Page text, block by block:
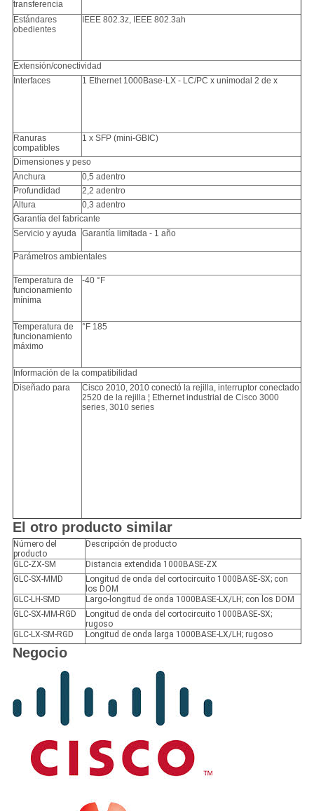
transferencia
Estándares
obedientes
IEEE 802.3z, IEEE 802.3ah
Extensión/conectividad
Interfaces
1 Ethernet 1000Base-LX - LC/PC x unimodal 2 de x
Ranuras
compatibles
1 x SFP (mini-GBIC)
Dimensiones y peso
Anchura
0,5 adentro
Profundidad
2,2 adentro
Altura
0,3 adentro
Garantía del fabricante
Servicio y ayuda
Garantía limitada - 1 año
Parámetros ambientales
Temperatura de
funcionamiento
mínima
-40 °F
Temperatura de
funcionamiento
máximo
°F 185
Información de la compatibilidad
Diseñado para
Cisco 2010, 2010 conectó la rejilla, interruptor conectado
2520 de la rejilla ¦ Ethernet industrial de Cisco 3000
series, 3010 series
El otro producto similar
Número del
producto
Descripción de producto
GLC-ZX-SM
Distancia extendida 1000BASE-ZX
GLC-SX-MMD
Longitud de onda del cortocircuito 1000BASE-SX; con
los DOM
GLC-LH-SMD
Largo-longitud de onda 1000BASE-LX/LH; con los DOM
GLC-SX-MM-RGD
Longitud de onda del cortocircuito 1000BASE-SX;
rugoso
GLC-LX-SM-RGD
Longitud de onda larga 1000BASE-LX/LH; rugoso
Negocio